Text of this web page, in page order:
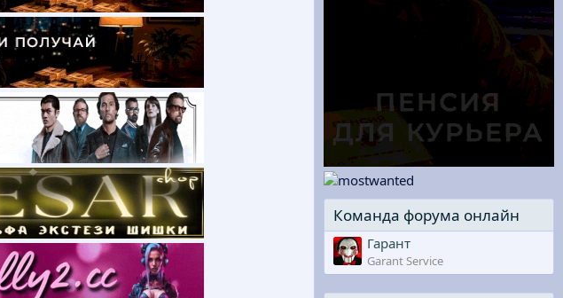
Команда форума онлайн
Гарант
Garant Service